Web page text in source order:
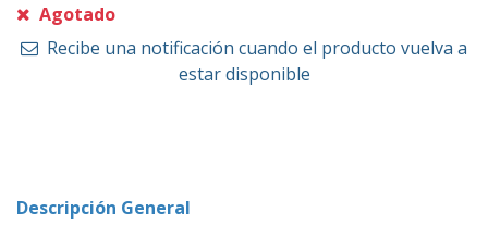
Agotado
Recibe una notificación cuando el producto vuelva a
estar disponible
Descripción General